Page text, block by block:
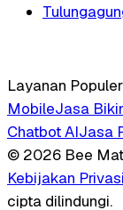
Layanan Populer
MobileJasa
Chatbot AIJasa
© 2026 Bee
Kebijakan Privasi
cipta dilindungi.